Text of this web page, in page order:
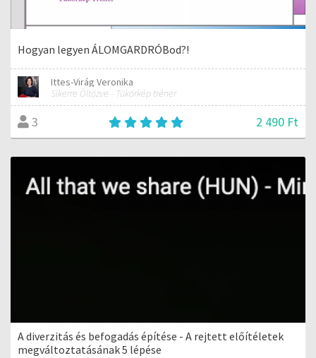
Hogyan legyen ÁLOMGARDRÓBod?!
Ittes-Virág Veronika
Sikerre Öltözve - Tükörkép tréner
3 2 490 Ft
A diverzitás és befogadás építése - A rejtett előítéletek
megváltoztatásának 5 lépése